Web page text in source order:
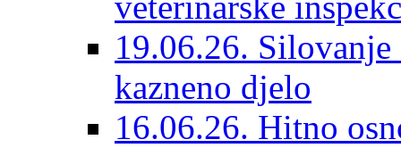
19.06.26.
kazneno djelo
16.06.26. Hitno